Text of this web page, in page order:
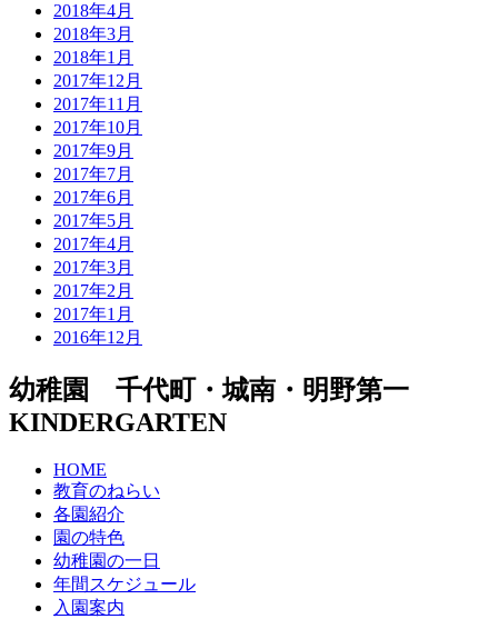
2018年4月
2018年3月
2018年1月
2017年12月
2017年11月
2017年10月
2017年9月
2017年7月
2017年6月
2017年5月
2017年4月
2017年3月
2017年2月
2017年1月
2016年12月
幼稚園 千代町・城南・明野第一
KINDERGARTEN
HOME
教育のねらい
各園紹介
園の特色
幼稚園の一日
年間スケジュール
入園案内